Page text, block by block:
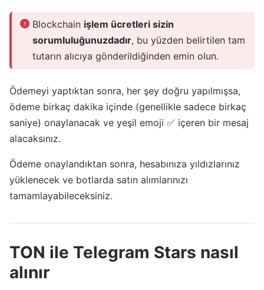
Blockchain işlem ücretleri sizin
sorumluluğunuzdadır, bu yüzden belirtilen tam
tutarın alıcıya gönderildiğinden emin olun.
Ödemeyi yaptıktan sonra, her şey doğru yapılmışsa,
ödeme birkaç dakika içinde (genellikle sadece birkaç
saniye) onaylanacak ve yeşil emoji ✅ içeren bir mesaj
alacaksınız.
Ödeme onaylandıktan sonra, hesabınıza yıldızlarınız
yüklenecek ve botlarda satın alımlarınızı
tamamlayabileceksiniz.
TON ile Telegram Stars nasıl
alınır